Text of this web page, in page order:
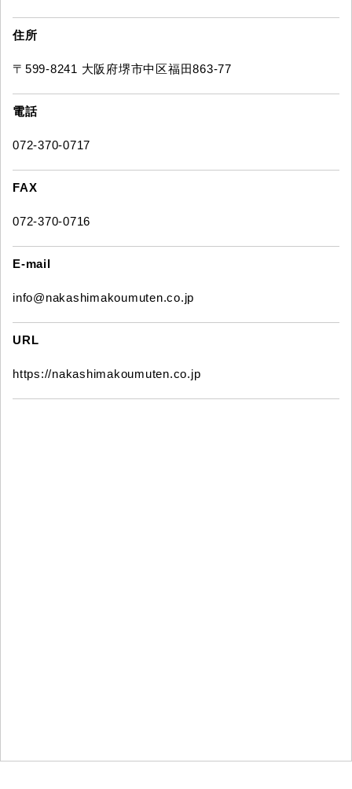
住所
〒599-8241 大阪府堺市中区福田863-77
電話
072-370-0717
FAX
072-370-0716
E-mail
info@nakashimakoumuten.co.jp
URL
https://nakashimakoumuten.co.jp